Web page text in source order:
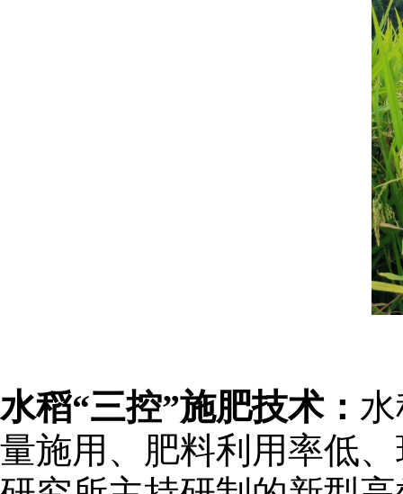
水稻“三控”施肥技术：
量施用、肥料利用率低